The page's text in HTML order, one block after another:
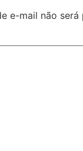
e-mail não será